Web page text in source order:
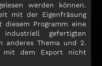
werden können.
mit der Eigenfräsung
Programm eine
gefertigten
anderes Thema und 2.
mit dem Export nicht